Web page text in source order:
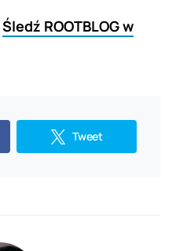
Śledź ROOTBLOG w
Tweet